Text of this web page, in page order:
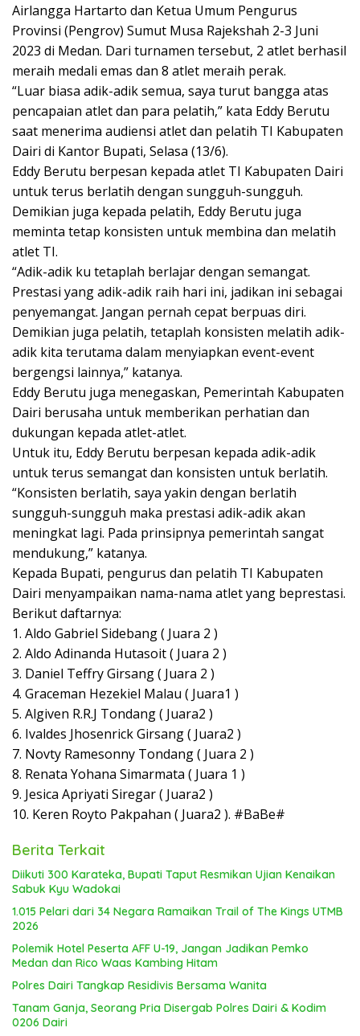
Airlangga Hartarto dan Ketua Umum Pengurus
Provinsi (Pengrov) Sumut Musa Rajekshah 2-3 Juni
2023 di Medan. Dari turnamen tersebut, 2 atlet berhasil
meraih medali emas dan 8 atlet meraih perak.
“Luar biasa adik-adik semua, saya turut bangga atas
pencapaian atlet dan para pelatih,” kata Eddy Berutu
saat menerima audiensi atlet dan pelatih TI Kabupaten
Dairi di Kantor Bupati, Selasa (13/6).
Eddy Berutu berpesan kepada atlet TI Kabupaten Dairi
untuk terus berlatih dengan sungguh-sungguh.
Demikian juga kepada pelatih, Eddy Berutu juga
meminta tetap konsisten untuk membina dan melatih
atlet TI.
“Adik-adik ku tetaplah berlajar dengan semangat.
Prestasi yang adik-adik raih hari ini, jadikan ini sebagai
penyemangat. Jangan pernah cepat berpuas diri.
Demikian juga pelatih, tetaplah konsisten melatih adik-
adik kita terutama dalam menyiapkan event-event
bergengsi lainnya,” katanya.
Eddy Berutu juga menegaskan, Pemerintah Kabupaten
Dairi berusaha untuk memberikan perhatian dan
dukungan kepada atlet-atlet.
Untuk itu, Eddy Berutu berpesan kepada adik-adik
untuk terus semangat dan konsisten untuk berlatih.
“Konsisten berlatih, saya yakin dengan berlatih
sungguh-sungguh maka prestasi adik-adik akan
meningkat lagi. Pada prinsipnya pemerintah sangat
mendukung,” katanya.
Kepada Bupati, pengurus dan pelatih TI Kabupaten
Dairi menyampaikan nama-nama atlet yang beprestasi.
Berikut daftarnya:
1. Aldo Gabriel Sidebang ( Juara 2 )
2. Aldo Adinanda Hutasoit ( Juara 2 )
3. Daniel Teffry Girsang ( Juara 2 )
4. Graceman Hezekiel Malau ( Juara1 )
5. Algiven R.R.J Tondang ( Juara2 )
6. Ivaldes Jhosenrick Girsang ( Juara2 )
7. Novty Ramesonny Tondang ( Juara 2 )
8. Renata Yohana Simarmata ( Juara 1 )
9. Jesica Apriyati Siregar ( Juara2 )
10. Keren Royto Pakpahan ( Juara2 ). #BaBe#
Berita Terkait
Diikuti 300 Karateka, Bupati Taput Resmikan Ujian Kenaikan
Sabuk Kyu Wadokai
1.015 Pelari dari 34 Negara Ramaikan Trail of The Kings UTMB
2026
Polemik Hotel Peserta AFF U-19, Jangan Jadikan Pemko
Medan dan Rico Waas Kambing Hitam
Polres Dairi Tangkap Residivis Bersama Wanita
Tanam Ganja, Seorang Pria Disergab Polres Dairi & Kodim
0206 Dairi